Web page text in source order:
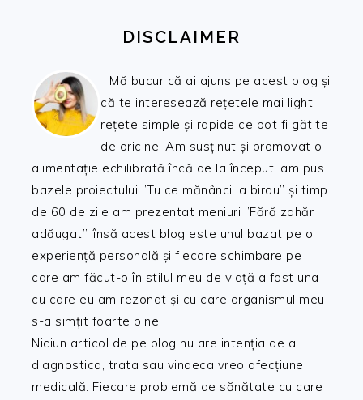
DISCLAIMER
Mă bucur că ai ajuns pe acest blog și
că te interesează rețetele mai light,
rețete simple și rapide ce pot fi gătite
de oricine. Am susținut și promovat o
alimentație echilibrată încă de la început, am pus
bazele proiectului ”Tu ce mănânci la birou” și timp
de 60 de zile am prezentat meniuri ”Fără zahăr
adăugat”, însă acest blog este unul bazat pe o
experiență personală și fiecare schimbare pe
care am făcut-o în stilul meu de viață a fost una
cu care eu am rezonat și cu care organismul meu
s-a simțit foarte bine.
Niciun articol de pe blog nu are intenția de a
diagnostica, trata sau vindeca vreo afecțiune
medicală. Fiecare problemă de sănătate cu care